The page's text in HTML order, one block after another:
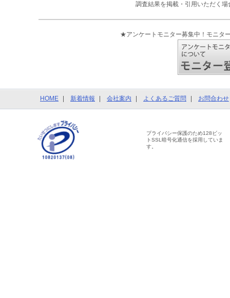
調査結果を掲載・引用いただく場
★アンケートモニター募集中！モニタ
HOME 新着情報 会社案内 よくあるご質問 お問合わせ
プライバシー保護のため128ビッ
トSSL暗号化通信を採用していま
す。